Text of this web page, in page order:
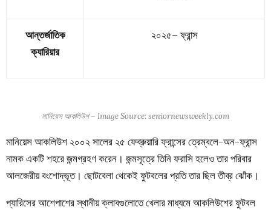
আন্তর্জাতিক
ক্যারিয়ার
২০২৫– ফ্রান্স
মানিয়েস আকলিউশ – Image Source: seniornewsweekly.com
মানিয়েস আকলিউশ ২০০২ সালের ২৫ ফেব্রুয়ারি ফ্রান্সের ত্রেম্বলে-অন-ফ্রান্স
নামক একটি শহরে জন্মগ্রহণ করেন। জন্মসূত্রে তিনি ফরাসি হলেও তার পরিবার
আলজেরীয় বংশোদ্ভূত। ছোটবেলা থেকেই ফুটবলের প্রতি তার ছিল তীব্র ঝোঁক।
প্যারিসের আশেপাশের স্থানীয় ক্লাবগুলোতে খেলার মাধ্যমে আকলিউশের ফুটবল